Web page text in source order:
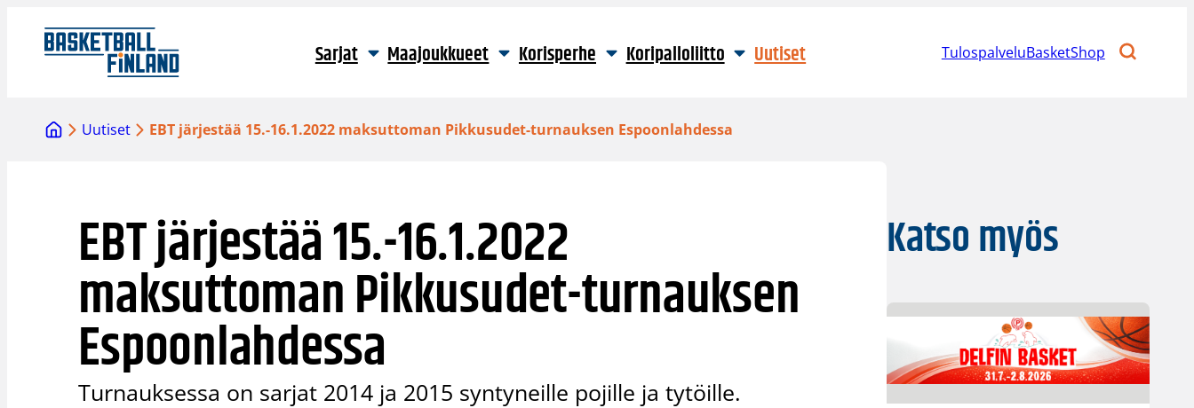
sisältöön
Sarjat Maajoukkueet Korisperhe Koripalloliitto Uutiset TulospalveluBasketShop
Uutiset EBT järjestää 15.-16.1.2022 maksuttoman Pikkusudet-turnauksen Espoonlahdessa
EBT järjestää 15.-16.1.2022
maksuttoman Pikkusudet-turnauksen
Espoonlahdessa
Turnauksessa on sarjat 2014 ja 2015 syntyneille pojille ja tytöille.
Katso myös